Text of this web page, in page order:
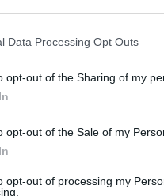
Data Processing Opt Outs
opt-out of the Sharing of my
opt-out of the Sale of my
opt-out of processing my
qui, perché in un
la
organizzata a
Si tratta di un